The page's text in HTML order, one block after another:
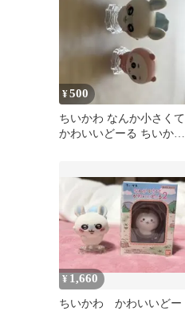
¥500
ちいかわ なんか小さくて
かわいいどーる ちいかわ
¥ 1,660
ちいかわ かわいいどー